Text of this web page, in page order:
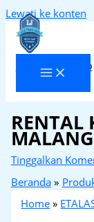
Lewati ke konten
Laja Transindo
RENTAL
MALANG
Tinggalkan
Beranda
Home »